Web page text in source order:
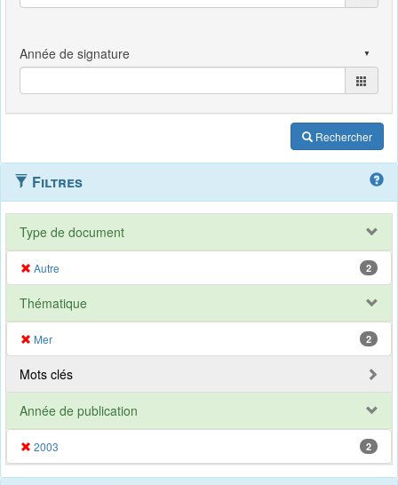
Rechercher
Filtres
Type de document
Autre 2
Thématique
Mer 2
Mots clés
Année de publication
2003 2